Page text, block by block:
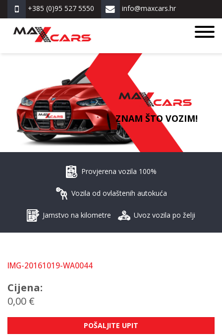
+385 (0)95 527 5550 info@maxcars.hr
ZNAM ŠTO VOZIM!
Provjerena vozila 100%
Vozila od ovlaštenih autokuća
Jamstvo na kilometre Uvoz vozila po želji
IMG-20161019-WA0044
Cijena:
0,00 €
POŠALJITE UPIT